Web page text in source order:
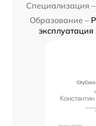
Специализация –
Образование –